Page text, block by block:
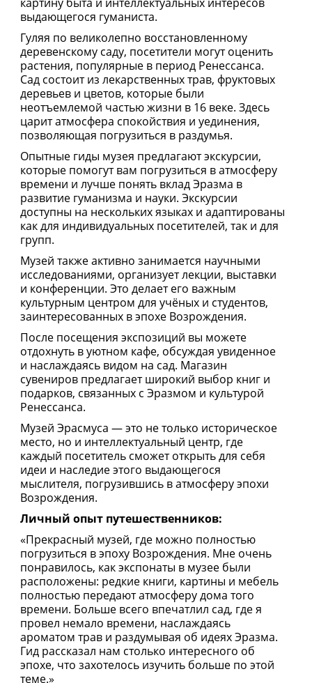
выдающегося гуманиста.
Гуляя по великолепно восстановленному
деревенскому саду, посетители могут оценить
растения, популярные в период Ренессанса.
Сад состоит из лекарственных трав, фруктовых
деревьев и цветов, которые были
неотъемлемой частью жизни в 16 веке. Здесь
царит атмосфера спокойствия и уединения,
позволяющая погрузиться в раздумья.
Опытные гиды музея предлагают экскурсии,
которые помогут вам погрузиться в атмосферу
времени и лучше понять вклад Эразма в
развитие гуманизма и науки. Экскурсии
доступны на нескольких языках и адаптированы
как для индивидуальных посетителей, так и для
групп.
Музей также активно занимается научными
исследованиями, организует лекции, выставки
и конференции. Это делает его важным
культурным центром для учёных и студентов,
заинтересованных в эпохе Возрождения.
После посещения экспозиций вы можете
отдохнуть в уютном кафе, обсуждая увиденное
и наслаждаясь видом на сад. Магазин
сувениров предлагает широкий выбор книг и
подарков, связанных с Эразмом и культурой
Ренессанса.
Музей Эрасмуса — это не только историческое
место, но и интеллектуальный центр, где
каждый посетитель сможет открыть для себя
идеи и наследие этого выдающегося
мыслителя, погрузившись в атмосферу эпохи
Возрождения.
Личный опыт путешественников:
«Прекрасный музей, где можно полностью
погрузиться в эпоху Возрождения. Мне очень
понравилось, как экспонаты в музее были
расположены: редкие книги, картины и мебель
полностью передают атмосферу дома того
времени. Больше всего впечатлил сад, где я
провел немало времени, наслаждаясь
ароматом трав и раздумывая об идеях Эразма.
Гид рассказал нам столько интересного об
эпохе, что захотелось изучить больше по этой
теме.»